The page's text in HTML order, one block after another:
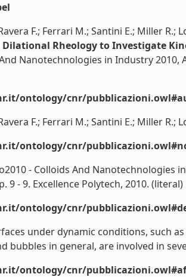
F.; Ferrari M.; Santini E.; Miller R.;
Rheology to Investigate
Nanotechnologies in Industry 2010,
ontology/cnr/
F.; Ferrari M.; Santini E.; Miller R.;
ontology/cnr/
- Colloids And Nanotechnologies
9 - 9. Excellence Polytech, 2010. (literal)
ontology/cnr/
under dynamic conditions, such
bubbles in general, are involved in
ontology/cnr/